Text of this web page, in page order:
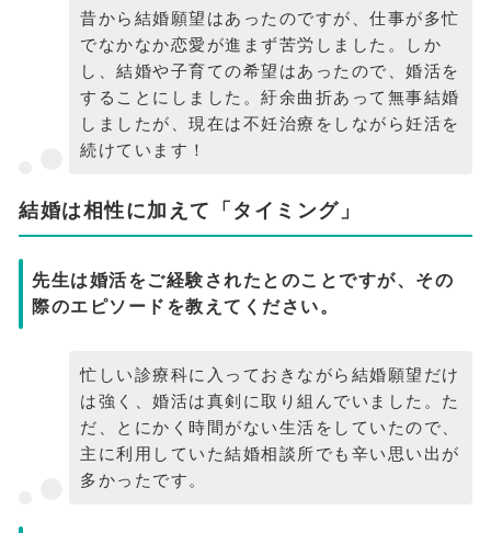
昔から結婚願望はあったのですが、仕事が多忙
でなかなか恋愛が進まず苦労しました。しか
し、結婚や子育ての希望はあったので、婚活を
することにしました。紆余曲折あって無事結婚
しましたが、現在は不妊治療をしながら妊活を
続けています！
結婚は相性に加えて「タイミング」
先生は婚活をご経験されたとのことですが、その
際のエピソードを教えてください。
忙しい診療科に入っておきながら結婚願望だけ
は強く、婚活は真剣に取り組んでいました。た
だ、とにかく時間がない生活をしていたので、
主に利用していた結婚相談所でも辛い思い出が
多かったです。